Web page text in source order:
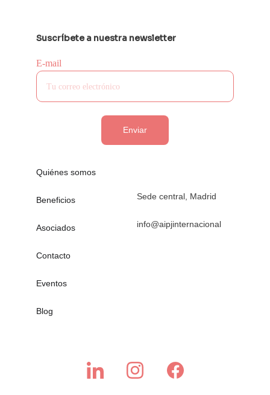
Quiénes somos
Beneficios
Asociados
Contacto
Eventos
Blog
E-mail
Enviar
Suscríbete a nuestra newsletter
Sede central, Madrid
info@aipjinternacional